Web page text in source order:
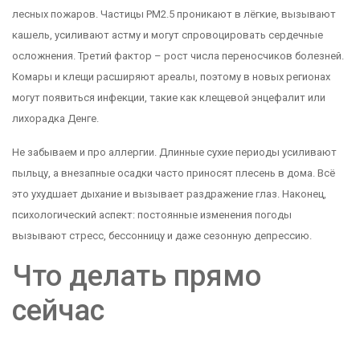
лесных пожаров. Частицы PM2.5 проникают в лёгкие, вызывают
кашель, усиливают астму и могут спровоцировать сердечные
осложнения. Третий фактор – рост числа переносчиков болезней.
Комары и клещи расширяют ареалы, поэтому в новых регионах
могут появиться инфекции, такие как клещевой энцефалит или
лихорадка Денге.
Не забываем и про аллергии. Длинные сухие периоды усиливают
пыльцу, а внезапные осадки часто приносят плесень в дома. Всё
это ухудшает дыхание и вызывает раздражение глаз. Наконец,
психологический аспект: постоянные изменения погоды
вызывают стресс, бессонницу и даже сезонную депрессию.
Что делать прямо
сейчас